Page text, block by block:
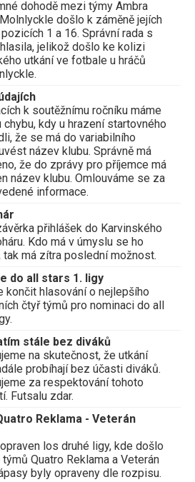
dohodě mezi týmy Ambra
došlo k záměně jejích
1 a 16. Správní rada s
jelikož došlo ke kolizi
utkání ve fotbale u hráčů
k soutěžnímu ročníku máme
chybu, kdy u hrazení startovného
že se má do variabilního
název klubu. Správně má
že do zprávy pro příjemce má
název klubu. Omlouváme se za
informace.
přihlášek do Karvinského
Kdo má v úmyslu se ho
tak má zítra poslední možnost.
do all stars 1. ligy
končit hlasování o nejlepšího
čtyř týmů pro nominaci do all
stále bez diváků
na skutečnost, že utkání
probíhají bez účasti diváků.
za respektování tohoto
Futsalu zdar.
Reklama - Veterán
los druhé ligy, kde došlo
týmů Quatro Reklama a Veterán
byly opraveny dle rozpisu.